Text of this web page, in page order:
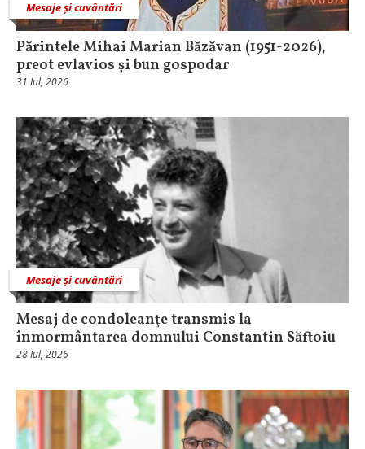
Mesaje și cuvântări
Părintele Mihai Marian Băzăvan (1951-2026),
preot evlavios și bun gospodar
31 Iul, 2026
Mesaje și cuvântări
Mesaj de condoleanţe transmis la
înmormântarea domnului Constantin Săftoiu
28 Iul, 2026